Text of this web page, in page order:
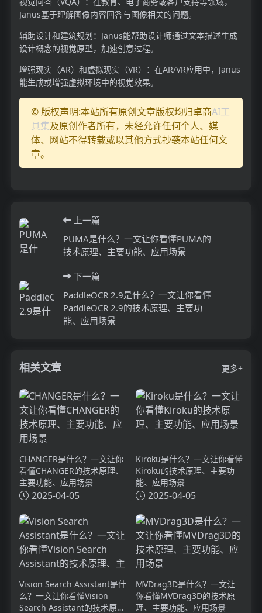
Janus基于理解图像内容回答与图像相关的问题。
辅助设计和建筑规划：Janus能帮助设计师通过文本描述生成
设计概念的视觉原型，加速创意过程。
增强现实（AR）和虚拟现实（VR）：在AR/VR应用中，Janus
能生成或增强虚拟环境中的视觉效果。
© 版权声明:本站所有原创文章版权均归卓商AI工
具集及原创作者所有，未经允许任何个人、媒
体、网站不得转载或以其他方式抄袭本站任何文
章。
上一篇
PUMA是什么？一文让你看懂PUMA的
技术原理、主要功能、应用场景
下一篇
PaddleOCR 2.9是什么？一文让你看懂
PaddleOCR 2.9的技术原理、主要功
能、应用场景
相关文章 更多+
CHANGER是什么？一文让你
看懂CHANGER的技术原理、
主要功能、应用场景
2025-04-05
Kiroku是什么？一文让你看懂
Kiroku的技术原理、主要功
能、应用场景
2025-04-05
Vision Search Assistant是什
么？一文让你看懂Vision
Search Assistant的技术原
MVDrag3D是什么？一文让
你看懂MVDrag3D的技术原
理、主要功能、应用场景